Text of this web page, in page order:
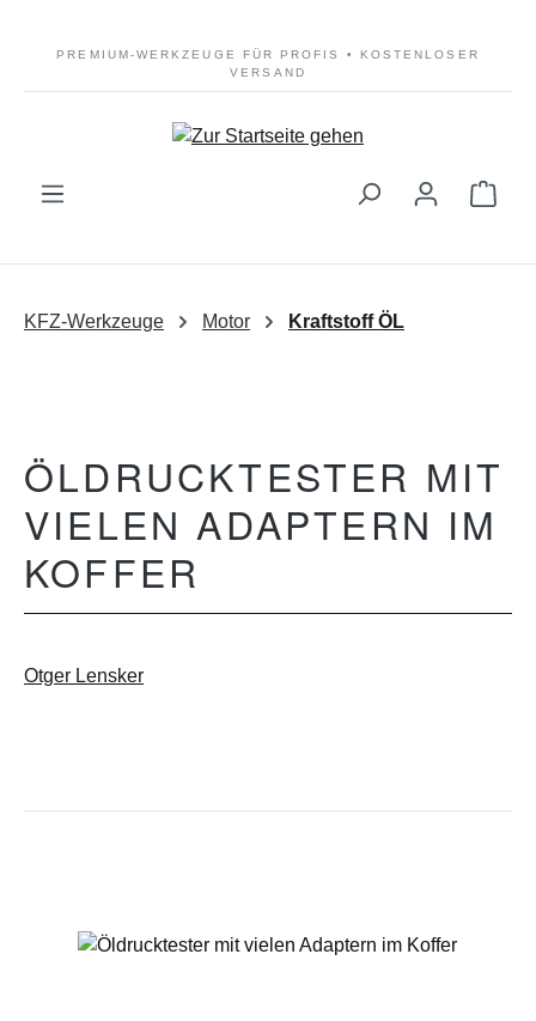
PREMIUM-WERKZEUGE FÜR PROFIS • KOSTENLOSER
VERSAND
KFZ-Werkzeuge Motor Kraftstoff ÖL
ÖLDRUCKTESTER MIT
VIELEN ADAPTERN IM
KOFFER
Otger Lensker
Bildergalerie überspringen